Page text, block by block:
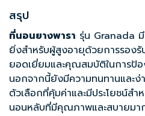
สรุป
ที่นอนยางพารา รุ่น Granada
ยิ่งสำหรับผู้สูงอายุด้วยการรอง
ยอดเยี่ยมและคุณสมบัติในการป้
นอกจากนี้ยังมีความทนทานและง่
ตัวเลือกที่คุ้มค่าและมีประโยชน์ส
นอนหลับที่มีคุณภาพและสบายมา